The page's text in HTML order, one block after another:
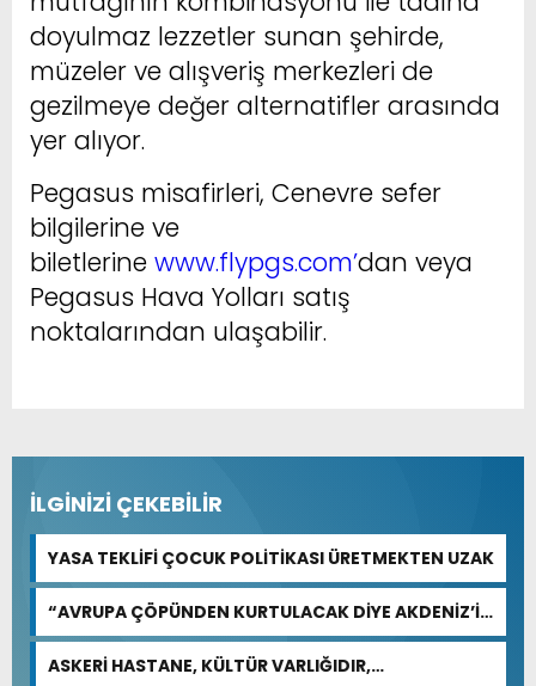
doyulmaz lezzetler sunan şehirde,
müzeler ve alışveriş merkezleri de
gezilmeye değer alternatifler arasında
yer alıyor.
Pegasus misafirleri, Cenevre sefer
bilgilerine ve
biletlerine www.flypgs.com’dan veya
Pegasus Hava Yolları satış
noktalarından ulaşabilir.
İLGİNİZİ ÇEKEBİLİR
YASA TEKLİFİ ÇOCUK POLİTİKASI ÜRETMEKTEN UZAK
“AVRUPA ÇÖPÜNDEN KURTULACAK DİYE AKDENİZ’İ
FEDA EDEMEZSİNİZ!”
ASKERİ HASTANE, KÜLTÜR VARLIĞIDIR,